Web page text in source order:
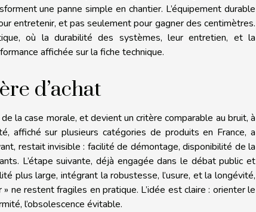
une panne simple en chantier. L’équipement durable
entretenir, et pas seulement pour gagner des centimètres.
où la durabilité des systèmes, leur entretien, et la
affichée sur la fiche technique.
d’achat
la case morale, et devient un critère comparable au bruit, à
affiché sur plusieurs catégories de produits en France, a
restait invisible : facilité de démontage, disponibilité de la
L’étape suivante, déjà engagée dans le débat public et
plus large, intégrant la robustesse, l’usure, et la longévité,
ne restent fragiles en pratique. L’idée est claire : orienter le
l’obsolescence évitable.